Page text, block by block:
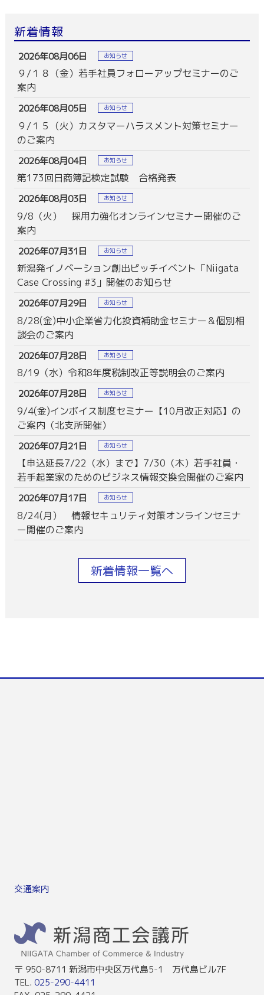
新着情報
2026年08月06日 お知らせ
９/１８（金）若手社員フォローアップセミナーのご
案内
2026年08月05日 お知らせ
９/１５（火）カスタマーハラスメント対策セミナー
のご案内
2026年08月04日 お知らせ
第173回日商簿記検定試験 合格発表
2026年08月03日 お知らせ
9/8（火） 採用力強化オンラインセミナー開催のご
案内
2026年07月31日 お知らせ
新潟発イノベーション創出ピッチイベント「Niigata
Case Crossing #3」開催のお知らせ
2026年07月29日 お知らせ
8/28(金)中小企業省力化投資補助金セミナー＆個別相
談会のご案内
2026年07月28日 お知らせ
8/19（水）令和8年度税制改正等説明会のご案内
2026年07月28日 お知らせ
9/4(金)インボイス制度セミナー【10月改正対応】の
ご案内（北支所開催）
2026年07月21日 お知らせ
【申込延長7/22（水）まで】7/30（木）若手社員・
若手起業家のためのビジネス情報交換会開催のご案内
2026年07月17日 お知らせ
8/24(月） 情報セキュリティ対策オンラインセミナ
ー開催のご案内
新着情報一覧へ
交通案内
〒 950-8711 新潟市中央区万代島5-1 万代島ビル7F
TEL. 025-290-4411